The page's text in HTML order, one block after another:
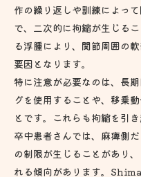
作の繰り返しや訓練によっ
で、二次的に拘縮が生じる
る浮腫により、関節周囲の
要因となります。
特に注意が必要なのは、長
グを使用することや、移乗
とです。これらも拘縮を引
卒中患者さんでは、麻痺側
の制限が生じることがあり
れる傾向があります。